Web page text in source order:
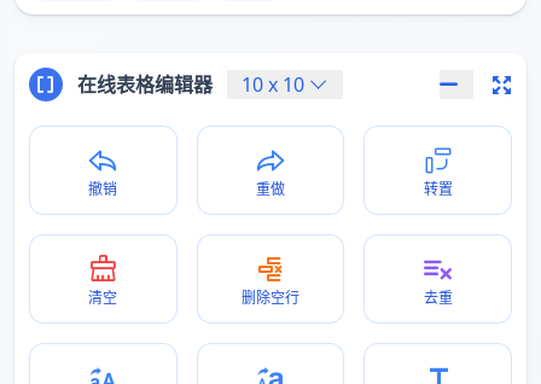
在线表格编辑器 10x 10
撤销 重做 转置
清空 删除空行 去重